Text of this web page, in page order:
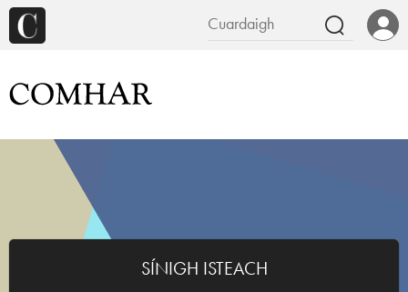
SÍNIGH ISTEACH